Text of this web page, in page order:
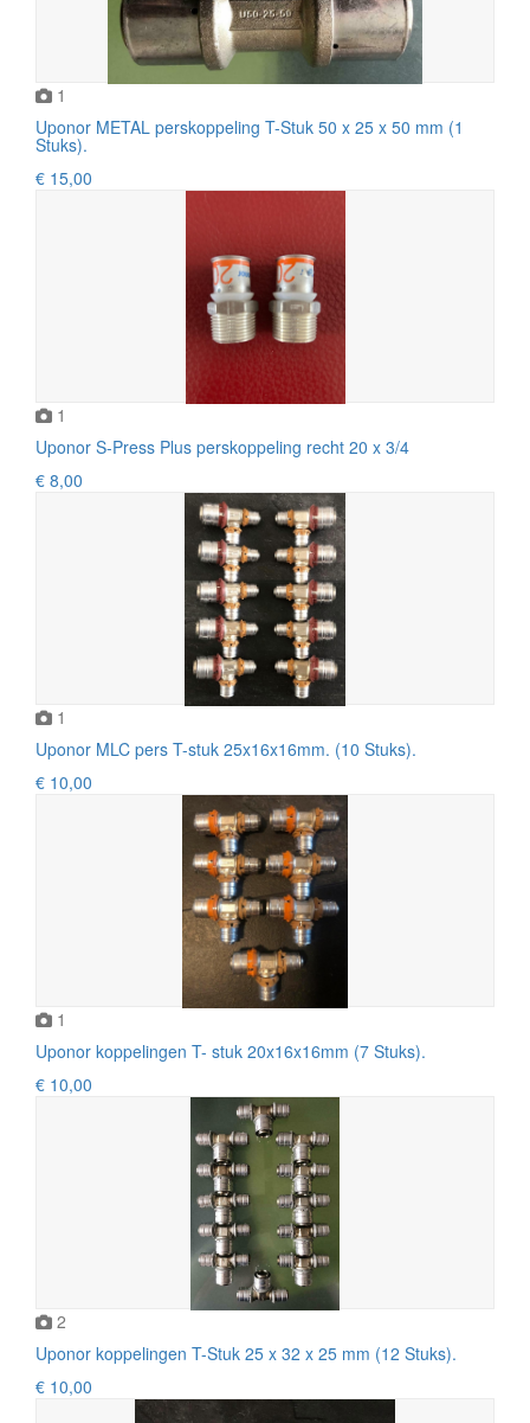
1
Uponor METAL perskoppeling T-Stuk 50 x 25 x 50 mm (1
Stuks).
€ 15,00
1
Uponor S-Press Plus perskoppeling recht 20 x 3/4
€ 8,00
1
Uponor MLC pers T-stuk 25x16x16mm. (10 Stuks).
€ 10,00
1
Uponor koppelingen T- stuk 20x16x16mm (7 Stuks).
€ 10,00
2
Uponor koppelingen T-Stuk 25 x 32 x 25 mm (12 Stuks).
€ 10,00